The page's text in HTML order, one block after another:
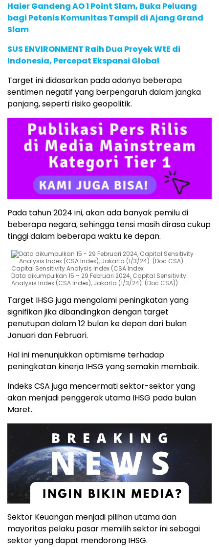
Haier Gandeng AO 1 Point Slam, Buka Peluang
bagi Petenis Komunitas Tampil di Ajang Grand
Slam
SUS ENVIRONMENT Raih Dua Proyek WtE di
Indonesia, Percepat Ekspansi Global
Target ini didasarkan pada adanya beberapa
sentimen negatif yang berpengaruh dalam jangka
panjang, seperti risiko geopolitik.
Pada tahun 2024 ini, akan ada banyak pemilu di
beberapa negara, sehingga tensi masih dirasa cukup
tinggi dalam beberapa waktu ke depan.
Capital Sensitivity Analysis Index (CSA Index
Data dikumpulkan 15 – 29 Februari 2024, Capital Sensitivity
Analysis Index (CSA Index), Jakarta (1/3/24). (Doc.CSA))
Target IHSG juga mengalami peningkatan yang
signifikan jika dibandingkan dengan target
penutupan dalam 12 bulan ke depan dari bulan
Januari dan Februari.
Hal ini menunjukkan optimisme terhadap
peningkatan kinerja IHSG yang semakin membaik.
Indeks CSA juga mencermati sektor-sektor yang
akan menjadi penggerak utama IHSG pada bulan
Maret.
Sektor Keuangan menjadi pilihan utama dan
mayoritas pelaku pasar memilih sektor ini sebagai
sektor yang dapat mendorong IHSG.